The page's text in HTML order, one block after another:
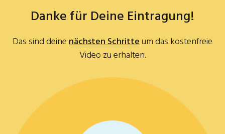
Danke für Deine Eintragung!
Das sind deinenächsten Schritteum das kostenfreie
Video zu erhalten.